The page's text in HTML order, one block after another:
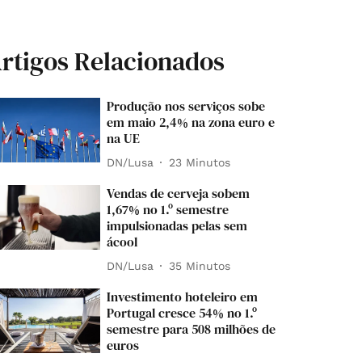
Relacionados
Produção nos serviços sobe
em maio 2,4% na zona euro e
na UE
DN/Lusa 23 Minutos
Vendas de cerveja sobem
1,67% no 1.º semestre
impulsionadas pelas sem
ácool
DN/Lusa 35 Minutos
Investimento hoteleiro em
Portugal cresce 54% no 1.º
semestre para 508 milhões de
euros